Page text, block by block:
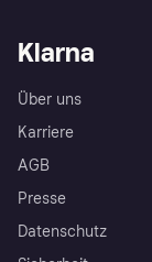
Klarna
Über uns
Karriere
AGB
Presse
Datenschutz